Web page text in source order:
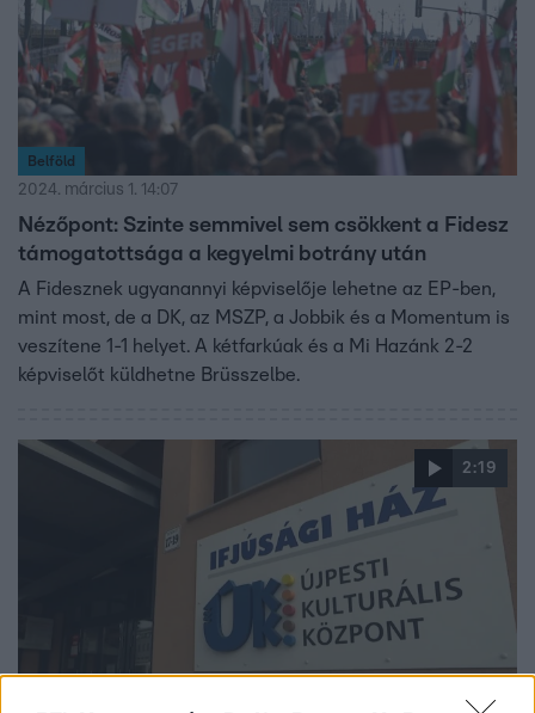
Belföld
2024. március 1. 14:07
Nézőpont: Szinte semmivel sem csökkent a Fidesz
támogatottsága a kegyelmi botrány után
A Fidesznek ugyanannyi képviselője lehetne az EP-ben,
mint most, de a DK, az MSZP, a Jobbik és a Momentum is
veszítene 1-1 helyet. A kétfarkúak és a Mi Hazánk 2-2
képviselőt küldhetne Brüsszelbe.
2:19